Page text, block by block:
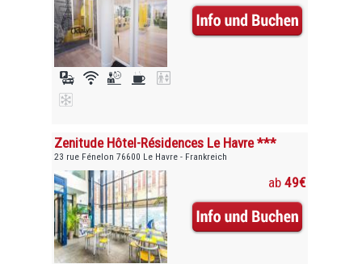
Zenitude Hôtel-Résidences Le Havre ***
23 rue Fénelon 76600 Le Havre - Frankreich
ab 49€